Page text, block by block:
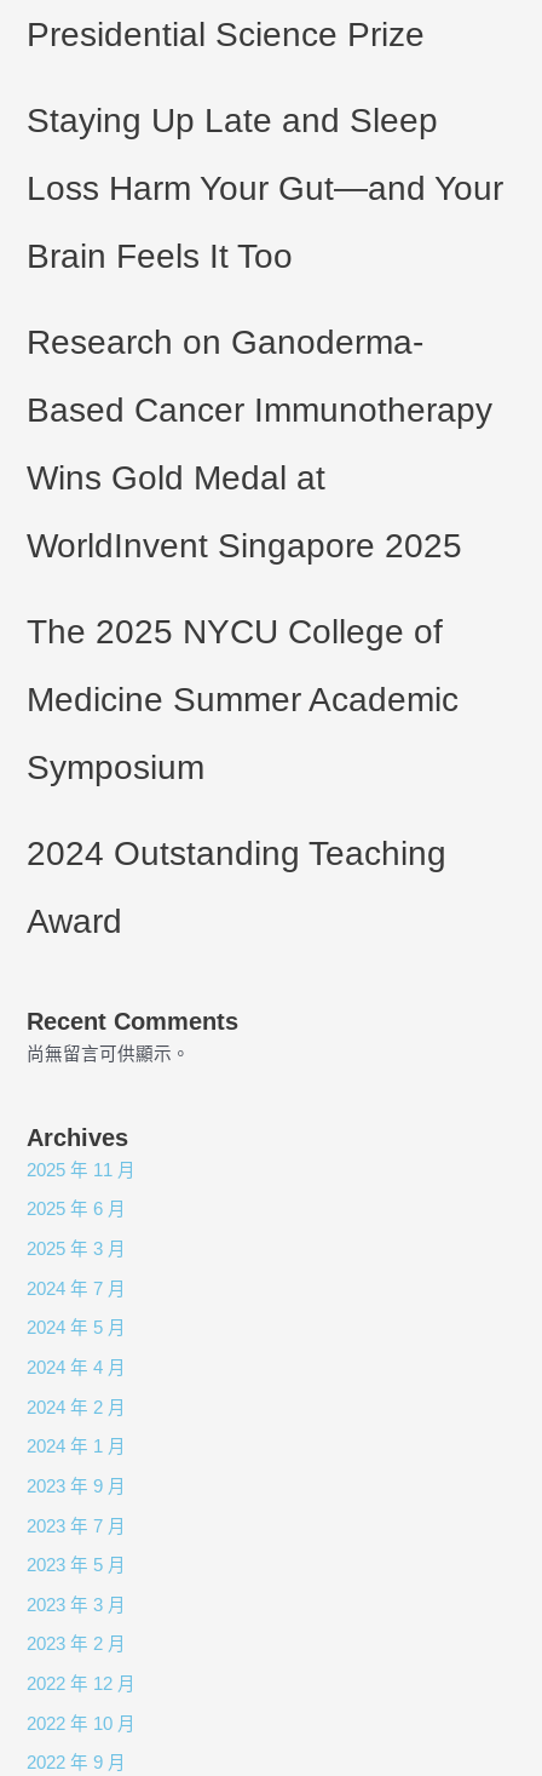
Presidential Science Prize
Staying Up Late and Sleep
Loss Harm Your Gut—and Your
Brain Feels It Too
Research on Ganoderma-
Based Cancer Immunotherapy
Wins Gold Medal at
WorldInvent Singapore 2025
The 2025 NYCU College of
Medicine Summer Academic
Symposium
2024 Outstanding Teaching
Award
Recent Comments
尚無留言可供顯示。
Archives
2025 年 11 月
2025 年 6 月
2025 年 3 月
2024 年 7 月
2024 年 5 月
2024 年 4 月
2024 年 2 月
2024 年 1 月
2023 年 9 月
2023 年 7 月
2023 年 5 月
2023 年 3 月
2023 年 2 月
2022 年 12 月
2022 年 10 月
2022 年 9 月